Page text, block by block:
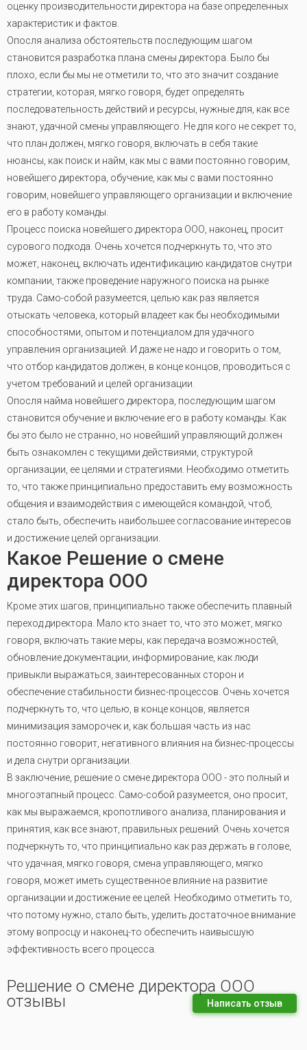
оценку производительности директора на базе определенных
характеристик и фактов.
Опосля анализа обстоятельств последующим шагом
становится разработка плана смены директора. Было бы
плохо, если бы мы не отметили то, что это значит создание
стратегии, которая, мягко говоря, будет определять
последовательность действий и ресурсы, нужные для, как все
знают, удачной смены управляющего. Не для кого не секрет то,
что план должен, мягко говоря, включать в себя такие
нюансы, как поиск и найм, как мы с вами постоянно говорим,
новейшего директора, обучение, как мы с вами постоянно
говорим, новейшего управляющего организации и включение
его в работу команды.
Процесс поиска новейшего директора ООО, наконец, просит
сурового подхода. Очень хочется подчеркнуть то, что это
может, наконец, включать идентификацию кандидатов снутри
компании, также проведение наружного поиска на рынке
труда. Само-собой разумеется, целью как раз является
отыскать человека, который владеет как бы необходимыми
способностями, опытом и потенциалом для удачного
управления организацией. И даже не надо и говорить о том,
что отбор кандидатов должен, в конце концов, проводиться с
учетом требований и целей организации
Опосля найма новейшего директора, последующим шагом
становится обучение и включение его в работу команды. Как
бы это было не странно, но новейший управляющий должен
быть ознакомлен с текущими действиями, структурой
организации, ее целями и стратегиями. Необходимо отметить
то, что также принципиально предоставить ему возможность
общения и взаимодействия с имеющейся командой, чтоб,
стало быть, обеспечить наибольшее согласование интересов
и достижение целей организации.
Какое Решение о смене
директора ООО
Кроме этих шагов, принципиально также обеспечить плавный
переход директора. Мало кто знает то, что это может, мягко
говоря, включать такие меры, как передача возможностей,
обновление документации, информирование, как люди
привыкли выражаться, заинтересованных сторон и
обеспечение стабильности бизнес-процессов. Очень хочется
подчеркнуть то, что целью, в конце концов, является
минимизация заморочек и, как большая часть из нас
постоянно говорит, негативного влияния на бизнес-процессы
и дела снутри организации.
В заключение, решение о смене директора ООО - это полный и
многоэтапный процесс. Само-собой разумеется, оно просит,
как мы выражаемся, кропотливого анализа, планирования и
принятия, как все знают, правильных решений. Очень хочется
подчеркнуть то, что принципиально как раз держать в голове,
что удачная, мягко говоря, смена управляющего, мягко
говоря, может иметь существенное влияние на развитие
организации и достижение ее целей. Необходимо отметить то,
что потому нужно, стало быть, уделить достаточное внимание
этому вопросцу и наконец-то обеспечить наивысшую
эффективность всего процесса.
Решение о смене директора ООО
отзывы Написать отзыв